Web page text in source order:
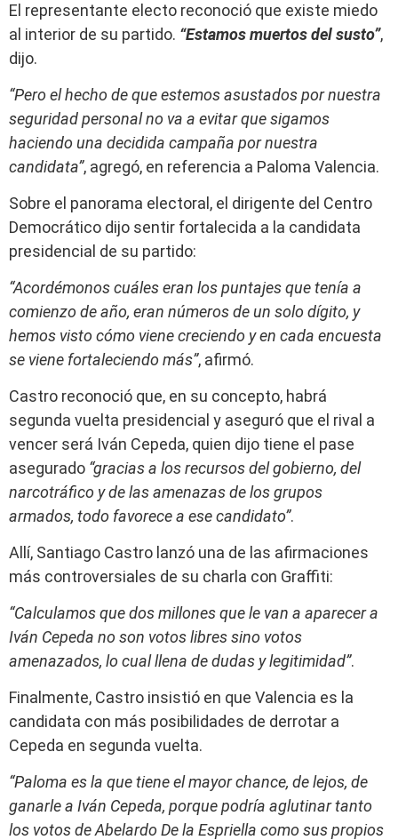
El representante electo reconoció que existe miedo
al interior de su partido. “Estamos muertos del susto”,
dijo.
“Pero el hecho de que estemos asustados por nuestra
seguridad personal no va a evitar que sigamos
haciendo una decidida campaña por nuestra
candidata”, agregó, en referencia a Paloma Valencia.
Sobre el panorama electoral, el dirigente del Centro
Democrático dijo sentir fortalecida a la candidata
presidencial de su partido:
“Acordémonos cuáles eran los puntajes que tenía a
comienzo de año, eran números de un solo dígito, y
hemos visto cómo viene creciendo y en cada encuesta
se viene fortaleciendo más”, afirmó.
Castro reconoció que, en su concepto, habrá
segunda vuelta presidencial y aseguró que el rival a
vencer será Iván Cepeda, quien dijo tiene el pase
asegurado “gracias a los recursos del gobierno, del
narcotráfico y de las amenazas de los grupos
armados, todo favorece a ese candidato”.
Allí, Santiago Castro lanzó una de las afirmaciones
más controversiales de su charla con Graffiti:
“Calculamos que dos millones que le van a aparecer a
Iván Cepeda no son votos libres sino votos
amenazados, lo cual llena de dudas y legitimidad”.
Finalmente, Castro insistió en que Valencia es la
candidata con más posibilidades de derrotar a
Cepeda en segunda vuelta.
“Paloma es la que tiene el mayor chance, de lejos, de
ganarle a Iván Cepeda, porque podría aglutinar tanto
los votos de Abelardo De la Espriella como sus propios